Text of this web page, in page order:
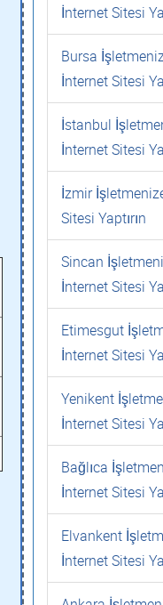
İnternet Sitesi
Bursa
İnternet Sitesi
İstanbul
İnternet Sitesi
İzmir
Sitesi Yaptırın
Sincan
İnternet Sitesi
Etimesgut
İnternet Sitesi
Yenikent
İnternet Sitesi
Bağlıca
İnternet Sitesi
Elvankent
İnternet Sitesi